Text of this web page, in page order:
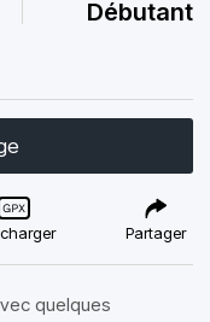
Débutant
Partager
quelques